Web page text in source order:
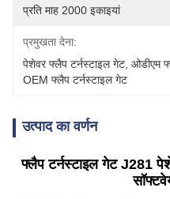
प्रति माह 2000 इकाइयां
प्रमुखता देना:
पेशेवर फ्लैप टर्नस्टाइल गेट ओडीएम
OEM फ्लैप टर्नस्टाइल गेट
उत्पाद का वर्णन
फ्लैप टर्नस्टाइल गेट J281